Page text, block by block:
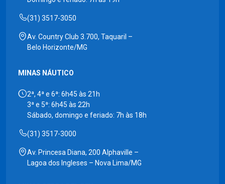
(31) 3517-3050
Av. Country Club 3.700, Taquaril –
Belo Horizonte/MG
MINAS NÁUTICO
2ª, 4ª e 6ª: 6h45 às 21h
3ª e 5ª: 6h45 às 22h
Sábado, domingo e feriado: 7h às 18h
(31) 3517-3000
Av. Princesa Diana, 200 Alphaville –
Lagoa dos Ingleses – Nova Lima/MG